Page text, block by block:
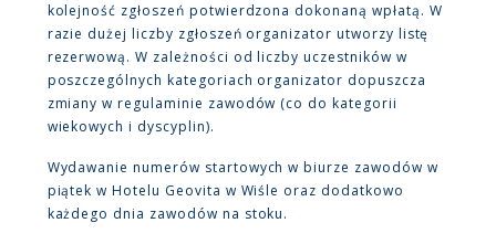
kolejność zgłoszeń potwierdzona dokonaną wpłatą. W
razie dużej liczby zgłoszeń organizator utworzy listę
rezerwową. W zależności od liczby uczestników w
poszczególnych kategoriach organizator dopuszcza
zmiany w regulaminie zawodów (co do kategorii
wiekowych i dyscyplin).
Wydawanie numerów startowych w biurze zawodów w
piątek w Hotelu Geovita w Wiśle oraz dodatkowo
każdego dnia zawodów na stoku.